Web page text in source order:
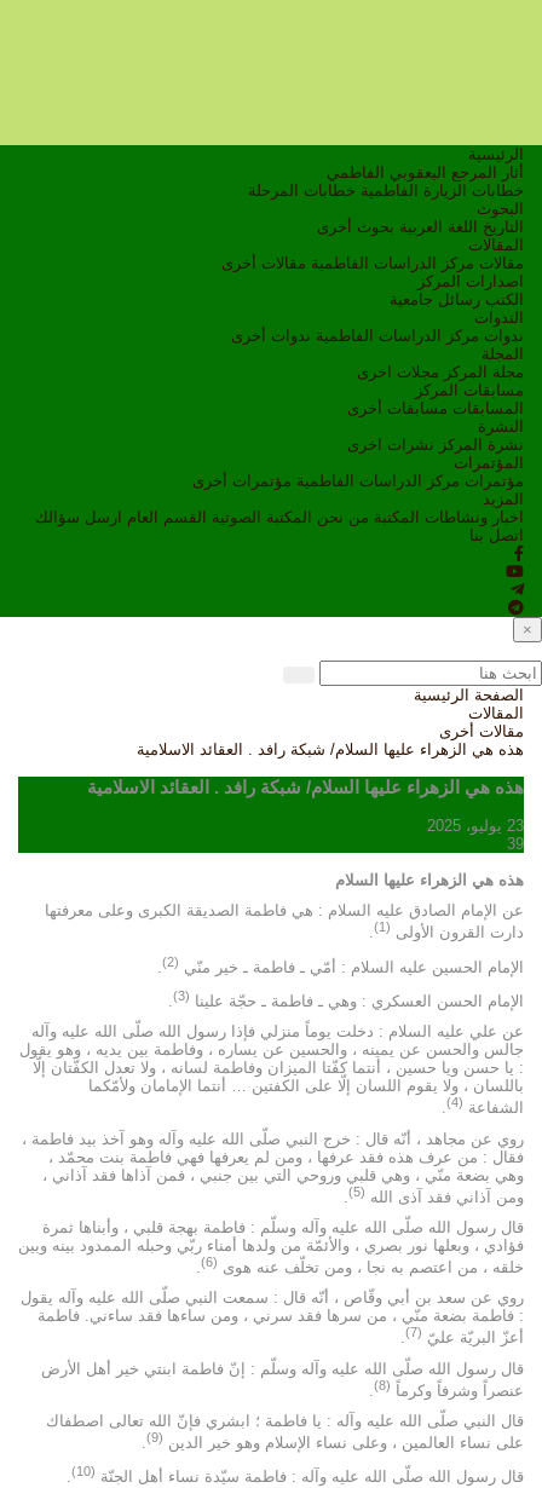
الرئيسية
أثار المرجع اليعقوبي الفاطمي
خطابات الزيارة الفاطمية خطابات المرحلة
البحوث
التاريخ
اللغة العربية بحوث أخرى
المقالات
مقالات مركز الدراسات الفاطمية مقالات أخرى
اصدارات المركز
الكتب رسائل جامعية
الندوات
ندوات مركز الدراسات الفاطمية ندوات أخرى
المجلة
مجلة المركز مجلات اخرى
مسابقات المركز
المسابقات مسابقات أخرى
النشرة
نشرة المركز نشرات اخرى
المؤتمرات
مؤتمرات مركز الدراسات الفاطمية مؤتمرات أخرى
المزيد
اخبار ونشاطات
المكتبة من نحن المكتبة الصوتية القسم العام ارسل سؤالك
اتصل بنا
×
الصفحة الرئيسية
المقالات
مقالات أخرى
هذه هي الزهراء عليها السلام/ شبكة رافد . العقائد الاسلامية
هذه هي الزهراء عليها السلام/ شبكة رافد . العقائد الاسلامية
23 يوليو، 2025
39
هذه هي الزهراء عليها السلام
عن الإمام الصادق عليه السلام : هي فاطمة الصديقة الكبرى وعلى معرفتها
دارت القرون الأولى (1)
.
الإمام الحسين عليه السلام : أمّي ـ فاطمة ـ خير منّي (2)
.
الإمام الحسن العسكري : وهي ـ فاطمة ـ حجّة علينا (3)
.
عن علي عليه السلام : دخلت يوماً منزلي فإذا رسول الله صلّى الله عليه وآله
جالس والحسن عن يمينه ، والحسين عن يساره ، وفاطمة بين يديه ، وهو يقول
: يا حسن ويا حسين ، أنتما كفّتا الميزان وفاطمة لسانه ، ولا تعدل الكفّتان إلّا
باللسان ، ولا يقوم اللسان إلّا على الكفتين … أنتما الإمامان ولأمّكما
الشفاعة (4)
.
روي عن مجاهد ، أنّه قال : خرج النبي صلّى الله عليه وآله وهو آخذ بيد فاطمة ،
فقال : من عرف هذه فقد عرفها ، ومن لم يعرفها فهي فاطمة بنت محمّد ،
وهي بضعة منّي ، وهي قلبي وروحي التي بين جنبي ، فمن آذاها فقد آذاني ،
ومن آذاني فقد آذى الله (5)
.
قال رسول الله صلّى الله عليه وآله وسلّم : فاطمة بهجة قلبي ، وأبناها ثمرة
فؤادي ، وبعلها نور بصري ، والأئمّة من ولدها أمناء ربّي وحبله الممدود بينه وبين
خلقه ، من اعتصم به نجا ، ومن تخلّف عنه هوى (6)
.
روي عن سعد بن أبي وقّاص ، أنّه قال : سمعت النبي صلّى الله عليه وآله يقول
: فاطمة بضعة منّي ، من سرها فقد سرني ، ومن ساءها فقد ساءني. فاطمة
أعزّ البريّة عليّ (7)
.
قال رسول الله صلّى الله عليه وآله وسلّم : إنّ فاطمة ابنتي خير أهل الأرض
عنصراً وشرفاً وكرماً (8)
.
قال النبي صلّى الله عليه وآله : يا فاطمة ؛ ابشري فإنّ الله تعالى اصطفاك
على نساء العالمين ، وعلى نساء الإسلام وهو خير الدين (9)
.
قال رسول الله صلّى الله عليه وآله : فاطمة سيّدة نساء أهل الجنّة (10)
.